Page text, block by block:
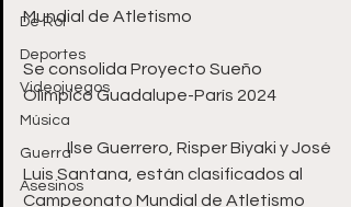
De Rol
Deportes
Videojuegos
Música
Guerra
Asesinos
Mundial de Atletismo
Se consolida Proyecto Sueño
Olímpico Guadalupe-París 2024
-	Ilse Guerrero, Risper Biyaki y José
Luis Santana, están clasificados al
Campeonato Mundial de Atletismo